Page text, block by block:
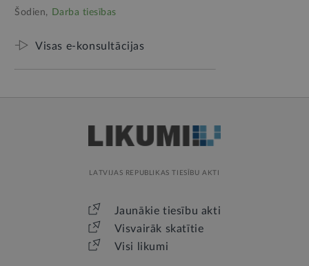
Šodien, Darba tiesības
Visas e-konsultācijas
LATVIJAS REPUBLIKAS TIESĪBU AKTI
Jaunākie tiesību akti
Visvairāk skatītie
Visi likumi